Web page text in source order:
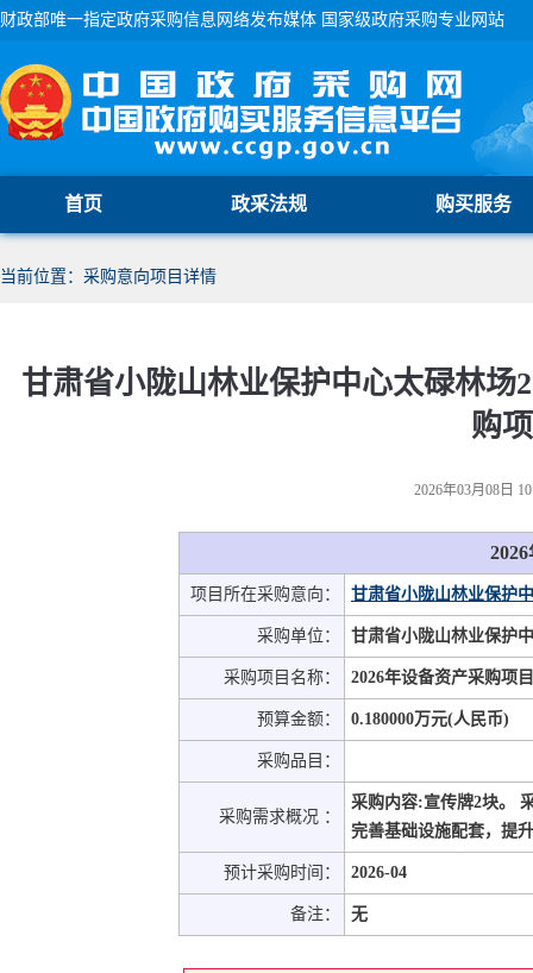
财政部唯一指定政府采购信息网络发布媒体 国家级政府采购专业网站
首页 政采法规 购买服务
当前位置：采购意向项目详情
甘肃省小陇山林业保护中心太碌林场
购
2026年03月08日
项目所在采购意向： 甘肃省小陇山林业保护
采购单位： 甘肃省小陇山林业保护
采购项目名称： 2026年设备资产采购项目
预算金额： 0.180000万元(人民币)
采购品目：
采购需求概况 ：
采购内容:宣传牌2块。
完善基础设施配套，提
预计采购时间： 2026-04
备注： 无